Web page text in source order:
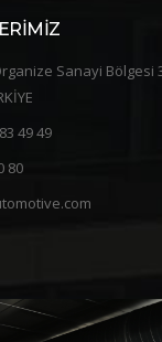
Sanayi Bölgesi
49 49
80